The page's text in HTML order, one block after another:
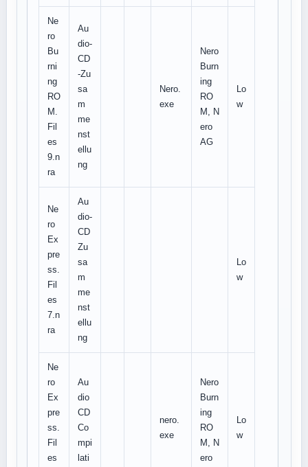
Ne
ro
Bu
rni
ng
RO
M.
Fil
es
9.n
ra
Au
dio-
CD
-Zu
sa
m
me
nst
ellu
ng
Nero.
exe
Nero
Burn
ing
RO
M, N
ero
AG
Lo
w
Ne
ro
Ex
pre
ss.
Fil
es
7.n
ra
Au
dio-
CD
Zu
sa
m
me
nst
ellu
ng
Lo
w
Ne
ro
Ex
pre
ss.
Fil
es
Au
dio
CD
Co
mpi
lati
nero.
exe
Nero
Burn
ing
RO
M, N
ero
Lo
w